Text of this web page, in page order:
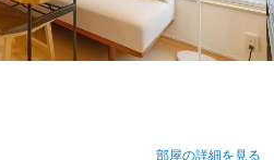
部屋の詳細を見る